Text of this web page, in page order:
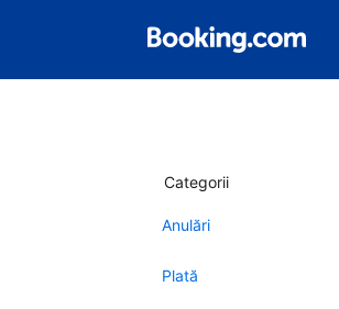
Categorii
Anulări
Plată